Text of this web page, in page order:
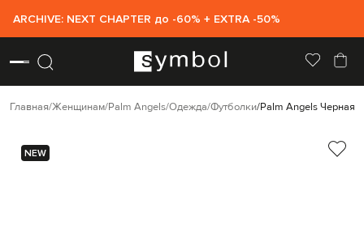
ARCHIVE: NEXT CHAPTER до -60% + EXTRA -50%
Главная Женщинам Palm Angels Одежда Футболки Palm Angels Черная
NEW